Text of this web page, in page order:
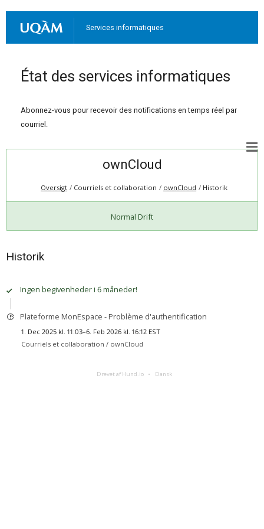
Services informatiques
État des services informatiques
Abonnez-vous pour recevoir des notifications en temps réel par
courriel.
ownCloud
Oversigt Courriels et collaboration ownCloud Historik
Normal Drift
Historik
Ingen begivenheder i 6 måneder!
Plateforme MonEspace - Problème d'authentification
1. Dec 2025 kl. 11:03–6. Feb 2026 kl. 16:12 EST
Courriels et collaboration / ownCloud
Drevet af Hund.io Dansk